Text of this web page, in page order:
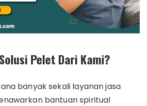
Pelet Dari Kami?
banyak sekali layanan jasa
bantuan spiritual